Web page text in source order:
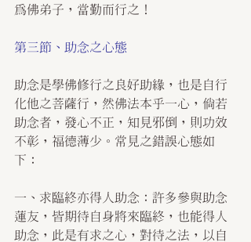
為佛弟子，當勤而行之！
第三節、助念之心態
助念是學佛修行之良好助緣，也是自行
化他之菩薩行，然佛法本乎一心，倘若
助念者，發心不正，知見邪倒，則功效
不彰，福德薄少。常見之錯誤心態如
下：
一、求臨終亦得人助念：許多參與助念
蓮友，皆期待自身將來臨終，也能得人
助念，此是有求之心，對待之法，以自